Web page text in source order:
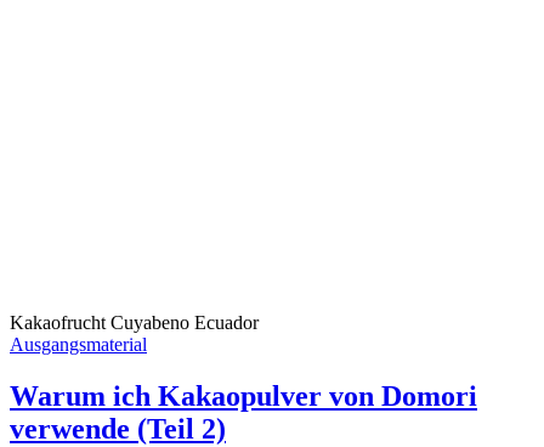
Kakaofrucht Cuyabeno Ecuador
Ausgangsmaterial
Warum ich Kakaopulver von Domori
verwende (Teil 2)